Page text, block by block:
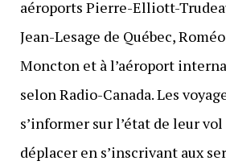
aéroports Pierre-Elliott-
Jean-Lesage de Québec,
Moncton et à l’aéroport
selon Radio-Canada. Les
s’informer sur l’état de leur vol
déplacer en s’inscrivant aux